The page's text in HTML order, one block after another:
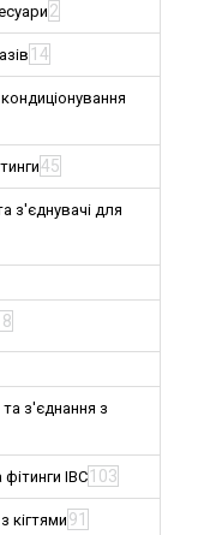
2
14
45
з'єднувачі для
з'єднання з
IBC103
кігтями 91